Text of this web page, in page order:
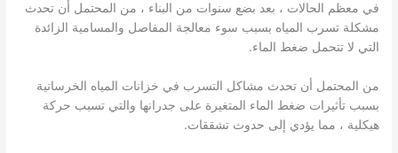
في معظم الحالات ، بعد بضع سنوات من البناء ، من المحتمل أن تحدث
مشكلة تسرب المياه بسبب سوء معالجة المفاصل والمسامية الزائدة
التي لا تتحمل ضغط الماء.
من المحتمل أن تحدث مشاكل التسرب في خزانات المياه الخرسانية
بسبب تأثيرات ضغط الماء المتغيرة على جدرانها والتي تسبب حركة
هيكلية ، مما يؤدي إلى حدوث تشققات.